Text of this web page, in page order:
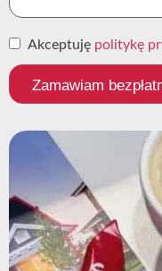
Akceptuję politykę
Zamawiam